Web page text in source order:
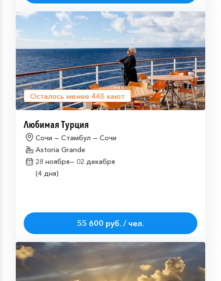
Осталось менее 448 кают
Любимая Турция
Сочи — Стамбул — Сочи
Astoria Grande
28 ноября— 02 декабря
(4 дня)
55 600 руб. / чел.